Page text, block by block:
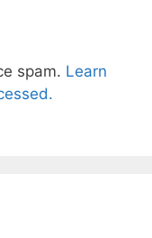
spam. Learn